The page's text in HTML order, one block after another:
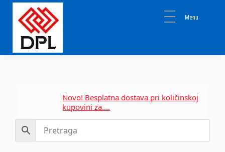
primary
navigation
main
content
primary
sidebar
DPL
Novo! Besplatna dostava pri količinskoj
kupovini za....